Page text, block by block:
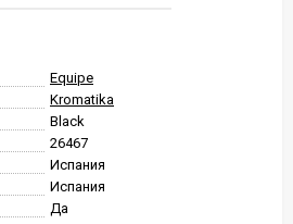
Equipe
Kromatika
Black
26467
Испания
Испания
Да